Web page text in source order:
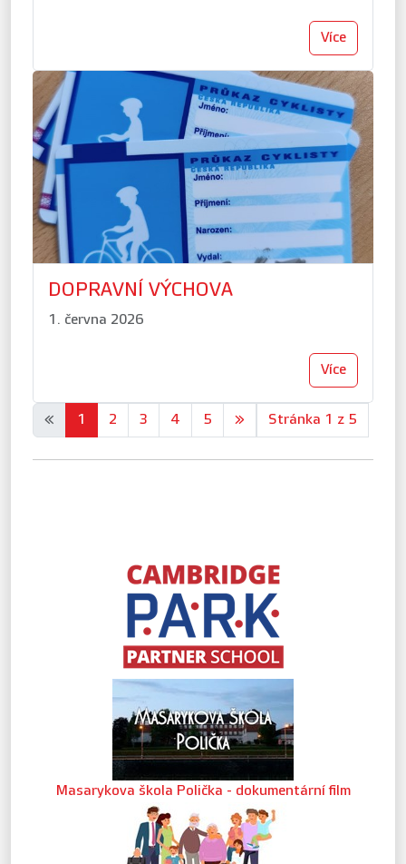
Více
DOPRAVNÍ VÝCHOVA
1. června 2026
Více
« 1 2 3 4 5 » Stránka 1 z 5
Masarykova škola Polička - dokumentární film